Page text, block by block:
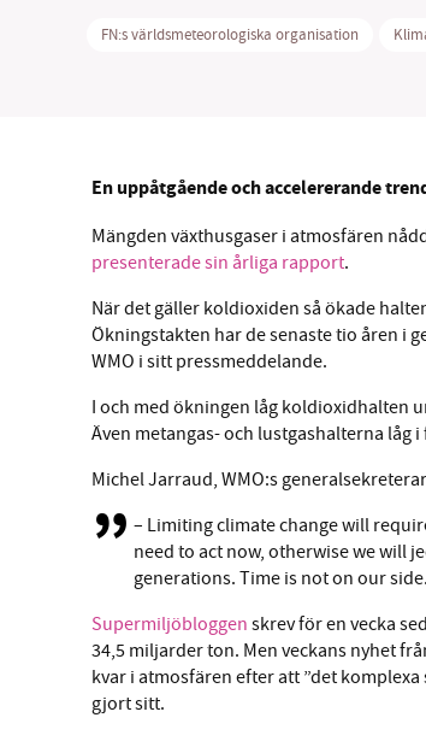
FN:s världsmeteorologiska organisation
En uppåtgående och accelererande
Mängden växthusgaser i atmosfären
presenterade sin årliga rapport.
När det gäller koldioxiden så ökade
Ökningstakten har de senaste tio åren i
WMO i sitt pressmeddelande.
I och med ökningen låg koldioxidhalten
Även metangas- och lustgashalterna
Michel Jarraud, WMO:s
– Limiting climate change will
need to act now, otherwise we will
generations. Time is not on our side.
Supermiljöbloggen skrev för en vecka
34,5 miljarder ton. Men veckans nyhet
kvar i atmosfären efter att ”det
gjort sitt.